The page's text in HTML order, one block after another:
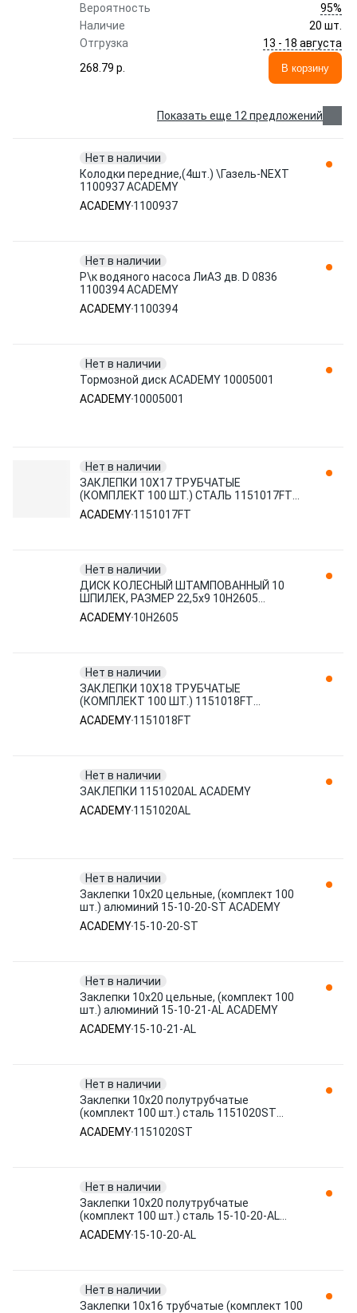
Вероятность
95%
Наличие
20 шт.
Отгрузка
13 - 18 августа
268.79 p.
В корзину
Показать еще 12 предложений
Нет в наличии
Колодки передние,(4шт.) \Газель-NEXT
1100937 ACADEMY
ACADEMY1100937
Нет в наличии
Р\к водяного насоса ЛиАЗ дв. D 0836
1100394 ACADEMY
ACADEMY1100394
Нет в наличии
Тормозной диск ACADEMY 10005001
ACADEMY10005001
Нет в наличии
ЗАКЛЕПКИ 10X17 ТРУБЧАТЫЕ
(КОМПЛЕКТ 100 ШТ.) СТАЛЬ 1151017FT
ACADEMY
ACADEMY1151017FT
Нет в наличии
ДИСК КОЛЕСНЫЙ ШТАМПОВАННЫЙ 10
ШПИЛЕК, РАЗМЕР 22,5x9 10H2605
ACADEMY
ACADEMY10H2605
Нет в наличии
ЗАКЛЕПКИ 10X18 ТРУБЧАТЫЕ
(КОМПЛЕКТ 100 ШТ.) 1151018FT
ACADEMY
ACADEMY1151018FT
Нет в наличии
ЗАКЛЕПКИ 1151020AL ACADEMY
ACADEMY1151020AL
Нет в наличии
Заклепки 10x20 цельные, (комплект 100
шт.) алюминий 15-10-20-ST ACADEMY
ACADEMY15-10-20-ST
Нет в наличии
Заклепки 10x20 цельные, (комплект 100
шт.) алюминий 15-10-21-AL ACADEMY
ACADEMY15-10-21-AL
Нет в наличии
Заклепки 10x20 полутрубчатые
(комплект 100 шт.) сталь 1151020ST
ACADEMY
ACADEMY1151020ST
Нет в наличии
Заклепки 10x20 полутрубчатые
(комплект 100 шт.) сталь 15-10-20-AL
ACADEMY
ACADEMY15-10-20-AL
Нет в наличии
Заклепки 10x16 трубчатые (комплект 100